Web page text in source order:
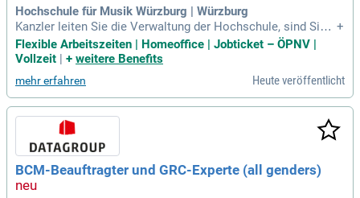
Hochschule für Musik Würzburg | Würzburg
Kanzler leiten Sie die Verwaltung der Hochschule, sind Sie
Mitglied der Hochschulleitung und Beauftragte bzw. Beauftr
agter für den Haushalt sowie Dienstvorgesetzte bzw.
+
Flexible Arbeitszeiten | Homeoffice | Jobticket – ÖPNV |
Vollzeit
+ weitere Benefits
mehr erfahren Heute veröffentlicht
BCM-Beauftragter und GRC-Experte (all genders)